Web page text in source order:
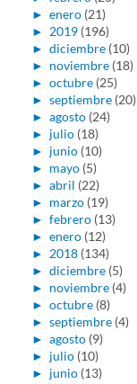
► enero (21)
► 2019 (196)
► diciembre (10)
► noviembre (18)
► octubre (25)
► septiembre (20)
► agosto (24)
► julio (18)
► junio (10)
► mayo (5)
► abril (22)
► marzo (19)
► febrero (13)
► enero (12)
► 2018 (134)
► diciembre (5)
► noviembre (4)
► octubre (8)
► septiembre (4)
► agosto (9)
► julio (10)
► junio (13)